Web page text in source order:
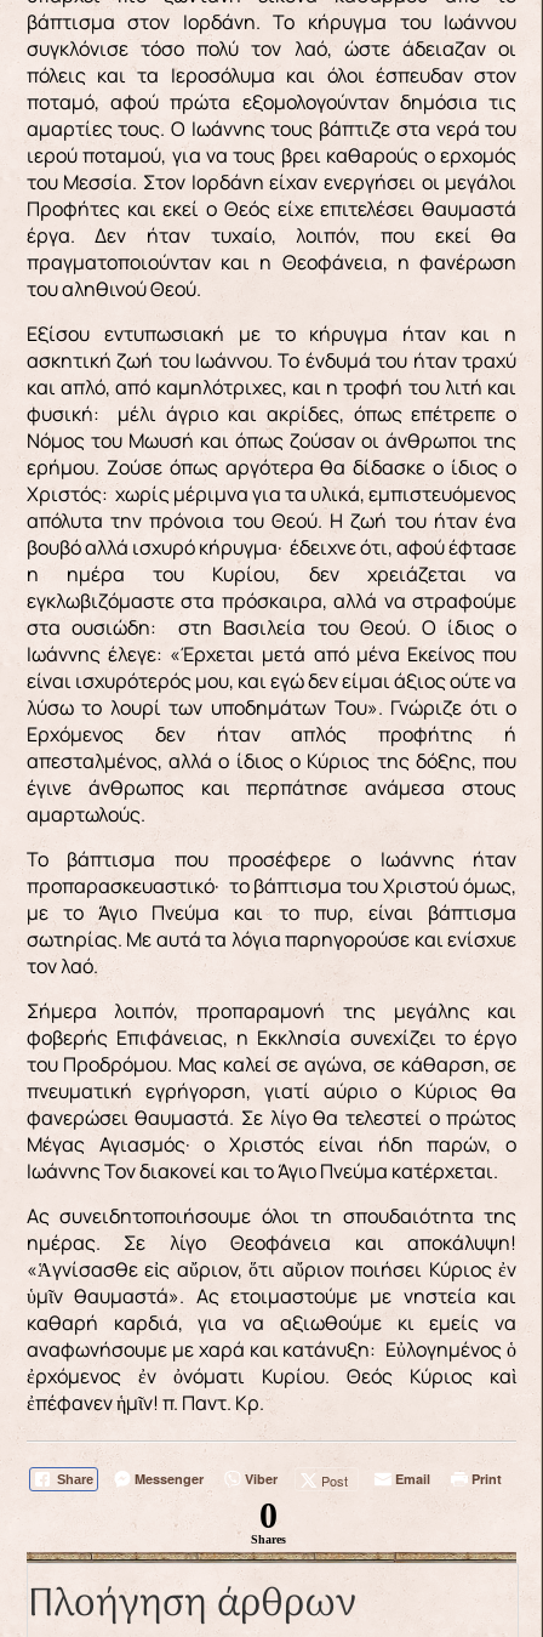
βάπτισμα στον Ιορδάνη. Το κήρυγμα του Ιωάννου
συγκλόνισε τόσο πολύ τον λαό, ώστε άδειαζαν οι
πόλεις και τα Ιεροσόλυμα και όλοι έσπευδαν στον
ποταμό, αφού πρώτα εξομολογούνταν δημόσια τις
αμαρτίες τους. Ο Ιωάννης τους βάπτιζε στα νερά του
ιερού ποταμού, για να τους βρει καθαρούς ο ερχομός
του Μεσσία. Στον Ιορδάνη είχαν ενεργήσει οι μεγάλοι
Προφήτες και εκεί ο Θεός είχε επιτελέσει θαυμαστά
έργα. Δεν ήταν τυχαίο, λοιπόν, που εκεί θα
πραγματοποιούνταν και η Θεοφάνεια, η φανέρωση
του αληθινού Θεού.
Εξίσου εντυπωσιακή με το κήρυγμα ήταν και η
ασκητική ζωή του Ιωάννου. Το ένδυμά του ήταν τραχύ
και απλό, από καμηλότριχες, και η τροφή του λιτή και
φυσική: μέλι άγριο και ακρίδες, όπως επέτρεπε ο
Νόμος του Μωυσή και όπως ζούσαν οι άνθρωποι της
ερήμου. Ζούσε όπως αργότερα θα δίδασκε ο ίδιος ο
Χριστός: χωρίς μέριμνα για τα υλικά, εμπιστευόμενος
απόλυτα την πρόνοια του Θεού. Η ζωή του ήταν ένα
βουβό αλλά ισχυρό κήρυγμα· έδειχνε ότι, αφού έφτασε
η ημέρα του Κυρίου, δεν χρειάζεται να
εγκλωβιζόμαστε στα πρόσκαιρα, αλλά να στραφούμε
στα ουσιώδη: στη Βασιλεία του Θεού. Ο ίδιος ο
Ιωάννης έλεγε: «Έρχεται μετά από μένα Εκείνος που
είναι ισχυρότερός μου, και εγώ δεν είμαι άξιος ούτε να
λύσω το λουρί των υποδημάτων Του». Γνώριζε ότι ο
Ερχόμενος δεν ήταν απλός προφήτης ή
απεσταλμένος, αλλά ο ίδιος ο Κύριος της δόξης, που
έγινε άνθρωπος και περπάτησε ανάμεσα στους
αμαρτωλούς.
Το βάπτισμα που προσέφερε ο Ιωάννης ήταν
προπαρασκευαστικό· το βάπτισμα του Χριστού όμως,
με το Άγιο Πνεύμα και το πυρ, είναι βάπτισμα
σωτηρίας. Με αυτά τα λόγια παρηγορούσε και ενίσχυε
τον λαό.
Σήμερα λοιπόν, προπαραμονή της μεγάλης και
φοβερής Επιφάνειας, η Εκκλησία συνεχίζει το έργο
του Προδρόμου. Μας καλεί σε αγώνα, σε κάθαρση, σε
πνευματική εγρήγορση, γιατί αύριο ο Κύριος θα
φανερώσει θαυμαστά. Σε λίγο θα τελεστεί ο πρώτος
Μέγας Αγιασμός· ο Χριστός είναι ήδη παρών, ο
Ιωάννης Τον διακονεί και το Άγιο Πνεύμα κατέρχεται.
Ας συνειδητοποιήσουμε όλοι τη σπουδαιότητα της
ημέρας. Σε λίγο Θεοφάνεια και αποκάλυψη!
«Ἁγνίσασθε εἰς αὔριον, ὅτι αὔριον ποιήσει Κύριος ἐν
ὑμῖν θαυμαστά». Ας ετοιμαστούμε με νηστεία και
καθαρή καρδιά, για να αξιωθούμε κι εμείς να
αναφωνήσουμε με χαρά και κατάνυξη: Εὐλογημένος ὁ
ἐρχόμενος ἐν ὀνόματι Κυρίου. Θεός Κύριος καὶ
ἐπέφανεν ἡμῖν! π. Παντ. Κρ.
Share Messenger Viber Post Email Print
0
Shares
Πλοήγηση άρθρων